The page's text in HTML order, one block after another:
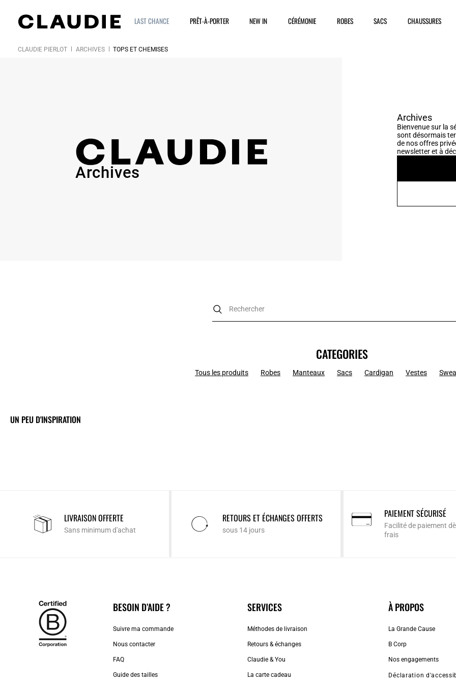
LAST CHANCE PRÊT-À-PORTER NEW IN CÉRÉMONIE ROBES SACS CHAUSSURES
CLAUDIE PIERLOT ARCHIVES TOPS ET CHEMISES
Archives
Archives
Bienvenue sur la
sont désormais
de nos offres
newsletter et à
CATEGORIES
Tous les produits Robes Manteaux Sacs Cardigan Vestes
UN PEU D'INSPIRATION
LIVRAISON OFFERTE
Sans minimum d'achat
RETOURS ET ÉCHANGES OFFERTS
sous 14 jours
PAIEMENT SÉCURISÉ
Facilité de paiement
frais
BESOIN D’AIDE ?
Suivre ma commande
Nous contacter
FAQ
Guide des tailles
SERVICES
Méthodes de livraison
Retours & échanges
Claudie & You
La carte cadeau
À PROPOS
La Grande Cause
B Corp
Nos engagements
Déclaration